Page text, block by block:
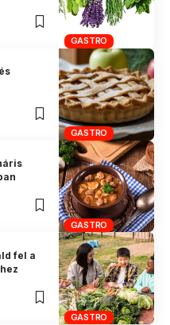
GASTRO
GASTRO
GASTRO
GASTRO
fel a